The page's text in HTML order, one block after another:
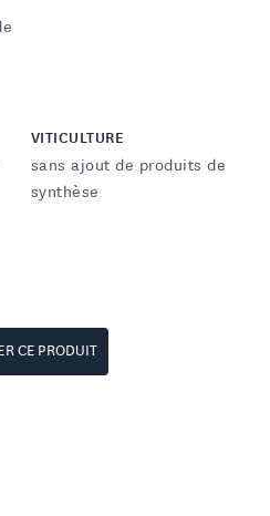
VITICULTURE
sans ajout de produits de
synthèse
CE PRODUIT